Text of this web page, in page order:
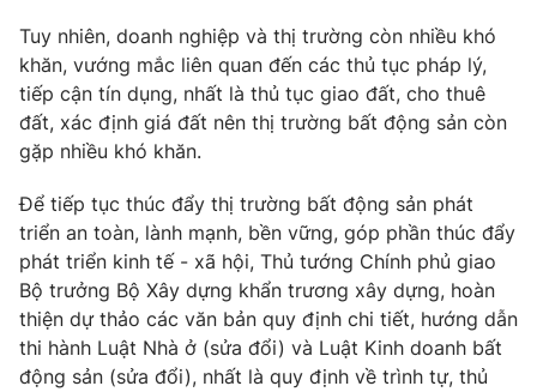
Chất lượng cuộc sống
Học trực tuyến
Công nghệ
Hitech Công nghệ tương lai
Sản phẩm
Thị trường
Tư vấn
Giao lưu trực tuyến
Lịch phát sóng
Chuyên mục khác
Emagazine Podcast
Photo Infographic
Tuy nhiên, doanh nghiệp và thị trường còn nhiều khó
khăn, vướng mắc liên quan đến các thủ tục pháp lý,
tiếp cận tín dụng, nhất là thủ tục giao đất, cho thuê
đất, xác định giá đất nên thị trường bất động sản còn
gặp nhiều khó khăn.
Để tiếp tục thúc đẩy thị trường bất động sản phát
triển an toàn, lành mạnh, bền vững, góp phần thúc đẩy
phát triển kinh tế - xã hội, Thủ tướng Chính phủ giao
Bộ trưởng Bộ Xây dựng khẩn trương xây dựng, hoàn
thiện dự thảo các văn bản quy định chi tiết, hướng dẫn
thi hành Luật Nhà ở (sửa đổi) và Luật Kinh doanh bất
động sản (sửa đổi), nhất là quy định về trình tự, thủ